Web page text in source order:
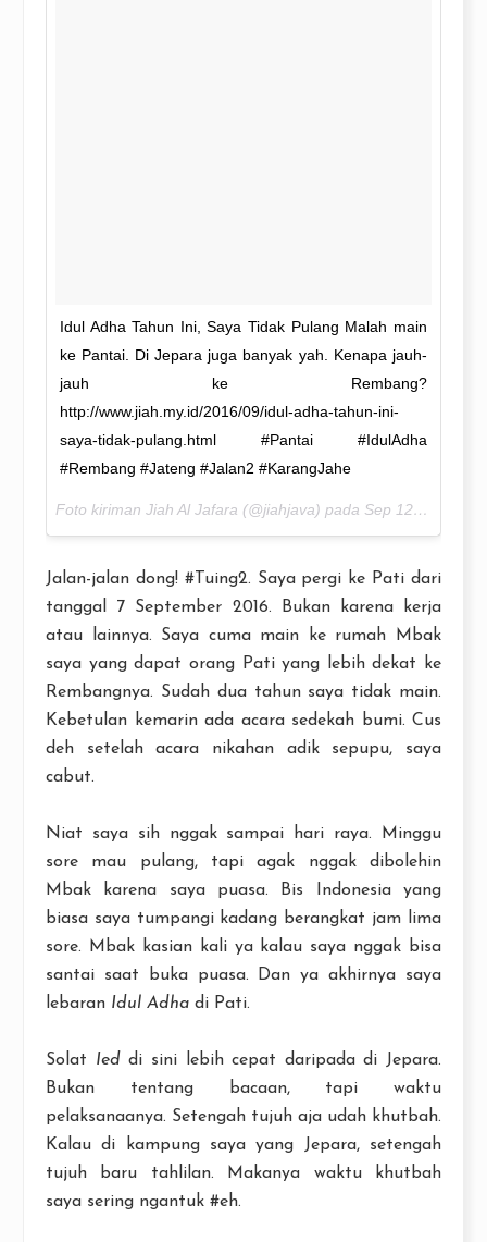
Idul Adha Tahun Ini, Saya Tidak Pulang Malah main
ke Pantai. Di Jepara juga banyak yah. Kenapa jauh-
jauh ke Rembang?
http://www.jiah.my.id/2016/09/idul-adha-tahun-ini-
saya-tidak-pulang.html #Pantai #IdulAdha
#Rembang #Jateng #Jalan2 #KarangJahe
Foto kiriman Jiah Al Jafara (@jiahjava) pada Sep 12, 2016 pada 6:17 PDT
Jalan-jalan dong! #Tuing2. Saya pergi ke Pati dari
tanggal 7 September 2016. Bukan karena kerja
atau lainnya. Saya cuma main ke rumah Mbak
saya yang dapat orang Pati yang lebih dekat ke
Rembangnya. Sudah dua tahun saya tidak main.
Kebetulan kemarin ada acara sedekah bumi. Cus
deh setelah acara nikahan adik sepupu, saya
cabut.
Niat saya sih nggak sampai hari raya. Minggu
sore mau pulang, tapi agak nggak dibolehin
Mbak karena saya puasa. Bis Indonesia yang
biasa saya tumpangi kadang berangkat jam lima
sore. Mbak kasian kali ya kalau saya nggak bisa
santai saat buka puasa. Dan ya akhirnya saya
lebaran Idul Adha di Pati.
Solat Ied di sini lebih cepat daripada di Jepara.
Bukan tentang bacaan, tapi waktu
pelaksanaanya. Setengah tujuh aja udah khutbah.
Kalau di kampung saya yang Jepara, setengah
tujuh baru tahlilan. Makanya waktu khutbah
saya sering ngantuk #eh.